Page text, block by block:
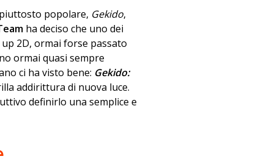
popolare, Gekido,
ha deciso che uno dei
2D, ormai forse passato
ormai quasi sempre
ci ha visto bene: Gekido:
addirittura di nuova luce.
definirlo una semplice e